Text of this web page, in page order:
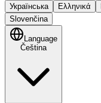
Українська Ελληνικά
Slovenčina
Language
Čeština